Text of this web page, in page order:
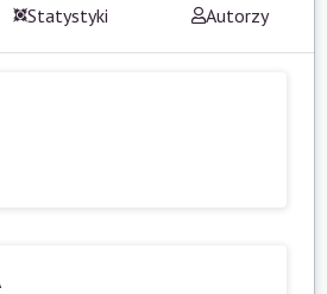
Statystyki Autorzy